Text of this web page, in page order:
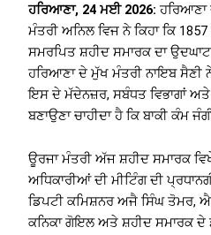
ਹਰਿਆਣਾ, 24 ਮਈ 2026: ਹਰਿਆਣਾ
ਮੰਤਰੀ ਅਨਿਲ ਵਿਜ ਨੇ ਕਿਹਾ ਕਿ
ਸਮਰਪਿਤ ਸ਼ਹੀਦ ਸਮਾਰਕ ਦਾ
ਹਰਿਆਣਾ ਦੇ ਮੁੱਖ ਮੰਤਰੀ ਨਾਇਬ ਸੈਣੀ ਨੇ
ਇਸ ਦੇ ਮੱਦੇਨਜ਼ਰ, ਸਬੰਧਤ ਵਿਭਾਗਾਂ
ਬਣਾਉਣਾ ਚਾਹੀਦਾ ਹੈ ਕਿ ਬਾਕੀ ਕੰਮ
ਊਰਜਾ ਮੰਤਰੀ ਅੱਜ ਸ਼ਹੀਦ ਸਮਾਰਕ
ਅਧਿਕਾਰੀਆਂ ਦੀ ਮੀਟਿੰਗ ਦੀ
ਡਿਪਟੀ ਕਮਿਸ਼ਨਰ ਅਜੈ ਸਿੰਘ ਤੋਮਰ,
ਕਨਿਕਾ ਗੋਇਲ ਅਤੇ ਸ਼ਹੀਦ ਸਮਾਰਕ ਦੇ